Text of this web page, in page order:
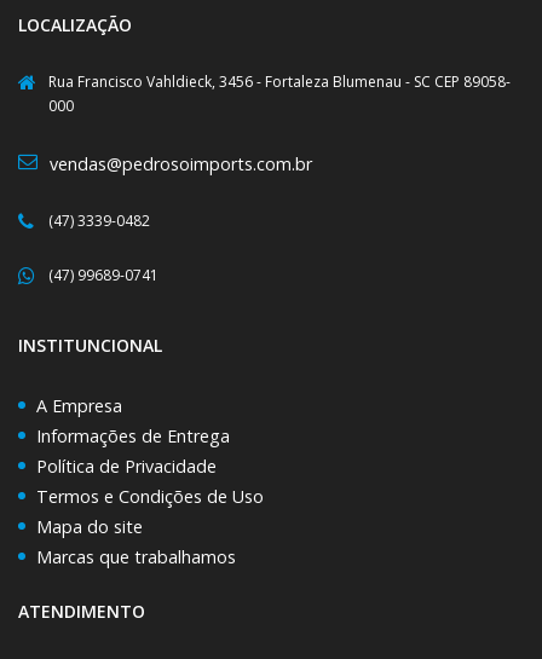
LOCALIZAÇÃO
Rua Francisco Vahldieck, 3456 - Fortaleza Blumenau - SC CEP 89058-
000
vendas@pedrosoimports.com.br
(47) 3339-0482
(47) 99689-0741
INSTITUNCIONAL
A Empresa
Informações de Entrega
Política de Privacidade
Termos e Condições de Uso
Mapa do site
Marcas que trabalhamos
ATENDIMENTO